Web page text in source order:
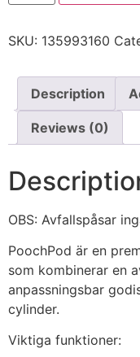
SKU: 135993160
Description
Reviews (0)
OBS: Avfallspåsar
PoochPod är en
som kombinerar en
anpassningsbar
cylinder.
Viktiga funktioner: